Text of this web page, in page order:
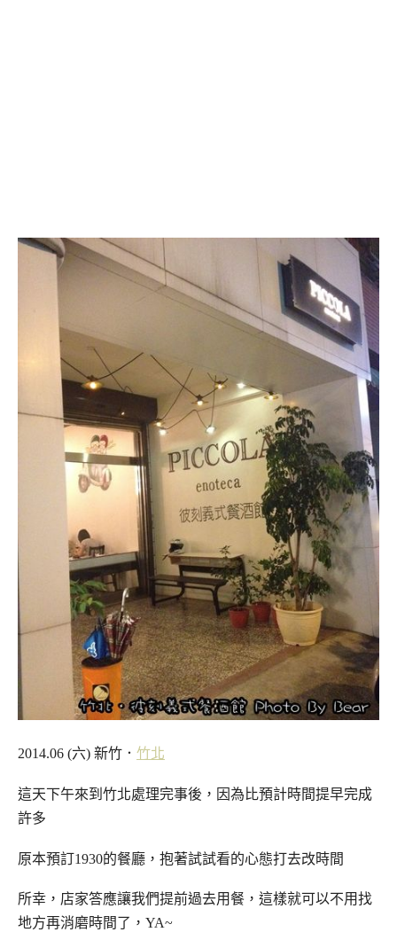
2014.06 (六) 新竹． 竹北
這天下午來到竹北處理完事後，因為比預計時間提早完成
許多
原本預訂1930的餐廳，抱著試試看的心態打去改時間
所幸，店家答應讓我們提前過去用餐，這樣就可以不用找
地方再消磨時間了，YA~